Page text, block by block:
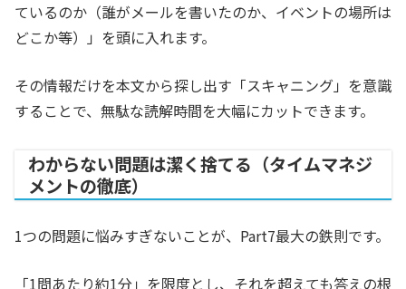
ているのか（誰がメールを書いたのか、イベントの場所は
どこか等）」を頭に入れます。
その情報だけを本文から探し出す「スキャニング」を意識
することで、無駄な読解時間を大幅にカットできます。
わからない問題は潔く捨てる（タイムマネジ
メントの徹底）
1つの問題に悩みすぎないことが、Part7最大の鉄則です。
「1問あたり約1分」を限度とし、それを超えても答えの根